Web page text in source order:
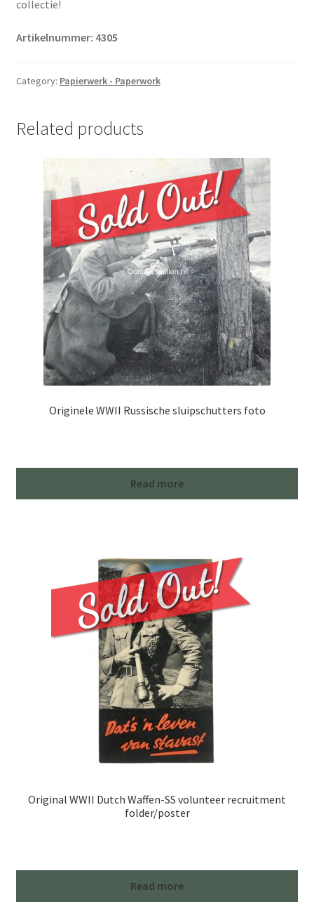
collectie!
Artikelnummer: 4305
Category: Papierwerk - Paperwork
Related products
Originele WWII Russische sluipschutters foto
Read more
Original WWII Dutch Waffen-SS volunteer recruitment
folder/poster
Read more